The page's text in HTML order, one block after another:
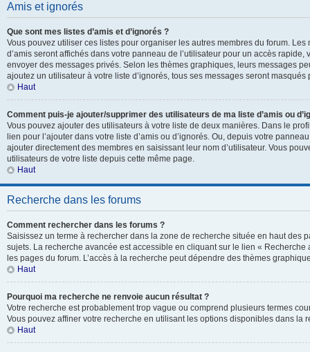
Amis et ignorés
Que sont mes listes d’amis et d’ignorés ?
Vous pouvez utiliser ces listes pour organiser les autres membres du forum. Les
d’amis seront affichés dans votre panneau de l’utilisateur pour un accès
envoyer des messages privés. Selon les thèmes graphiques, leurs messages
ajoutez un utilisateur à votre liste d’ignorés, tous ses messages seront masqués
Haut
Comment puis-je ajouter/supprimer des utilisateurs de ma liste d’amis ou
Vous pouvez ajouter des utilisateurs à votre liste de deux manières. Dans le
lien pour l’ajouter dans votre liste d’amis ou d’ignorés. Ou, depuis votre
ajouter directement des membres en saisissant leur nom d’utilisateur. Vous
utilisateurs de votre liste depuis cette même page.
Haut
Recherche dans les forums
Comment rechercher dans les forums ?
Saisissez un terme à rechercher dans la zone de recherche située en haut des
sujets. La recherche avancée est accessible en cliquant sur le lien «
les pages du forum. L’accès à la recherche peut dépendre des thèmes
Haut
Pourquoi ma recherche ne renvoie aucun résultat ?
Votre recherche est probablement trop vague ou comprend plusieurs termes
Vous pouvez affiner votre recherche en utilisant les options disponibles dans la
Haut